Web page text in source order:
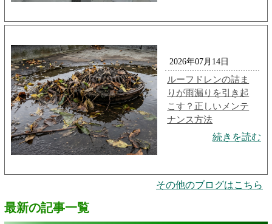
2026年07月14日
ルーフドレンの詰ま
りが雨漏りを引き起
こす？正しいメンテ
ナンス方法
続きを読む
その他のブログはこちら
最新の記事一覧